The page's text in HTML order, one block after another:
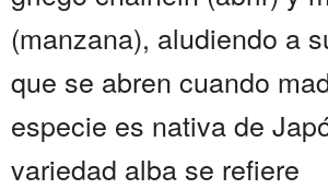
(manzana), aludiendo a
que se abren cuando
especie es nativa de
variedad alba se refiere